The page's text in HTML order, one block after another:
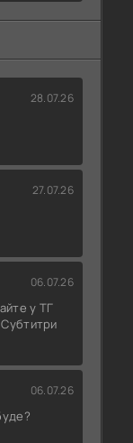
28.07.26
27.07.26
06.07.26
у ТГ
Субтитри
06.07.26